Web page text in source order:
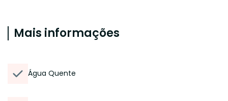
Mais informações
Água Quente